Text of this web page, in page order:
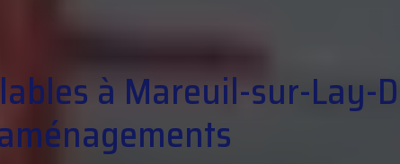
à Mareuil-sur-Lay-